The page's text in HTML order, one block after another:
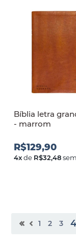
Bíblia letra
- marrom
R$129,90
4xde R$32,48
1 2 3 4